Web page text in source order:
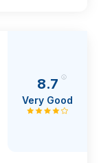
8.7
Very Good